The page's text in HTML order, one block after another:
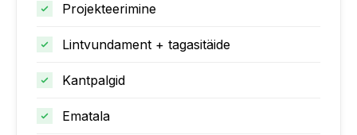
Projekteerimine
Lintvundament + tagasitäide
Kantpalgid
Ematala